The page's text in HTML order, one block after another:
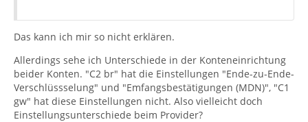
Das kann ich mir so nicht erklären.
Allerdings sehe ich Unterschiede in der Konteneinrichtung
beider Konten. "C2 br" hat die Einstellungen "Ende-zu-Ende-
Verschlüssselung" und "Emfangsbestätigungen (MDN)", "C1
gw" hat diese Einstellungen nicht. Also vielleicht doch
Einstellungsunterschiede beim Provider?